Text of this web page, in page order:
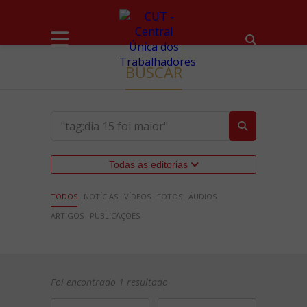
BUSCAR
Todas as editorias
TODOS NOTÍCIAS VÍDEOS FOTOS ÁUDIOS
ARTIGOS
PUBLICAÇÕES
Foi encontrado 1 resultado